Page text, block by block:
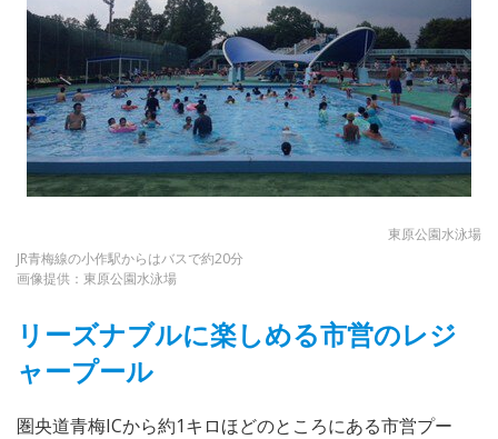
東原公園水泳場
JR青梅線の小作駅からはバスで約20分
画像提供：東原公園水泳場
リーズナブルに楽しめる市営のレジ
ャープール
圏央道青梅ICから約1キロほどのところにある市営プー